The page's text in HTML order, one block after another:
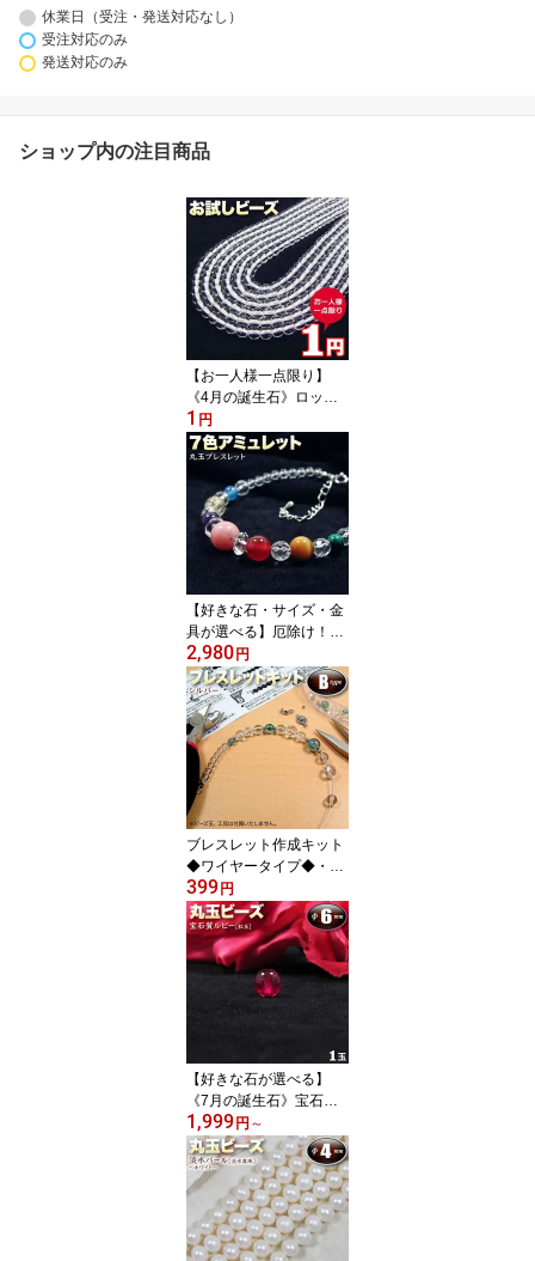
休業日（受注・発送対応なし）
受注対応のみ
発送対応のみ
ショップ内の注目商品
【お一人様一点限り】
《4月の誕生石》ロック
クリスタル［水晶］・丸
玉ビーズ◆4mm玉◆〈5
玉入〉・パワーストー
ン・天然石・お守り・ハ
ンドメイド・手作り・パ
ーツ・お試し価格！99%
OFF【1円】
1 円
【好きな石・サイズ・金
具が選べる】厄除け！7
色アミュレット丸玉ブレ
スレット(金具タイプ/ゴ
ムタイプ)・パワーストー
ン・天然石・ハンドメイ
ド・手作り・オーダーメ
イド・☆幸運を呼ぶ7色
のパワーストーン☆ パワ
ーストーン専門店 プレゼ
ント ギフト GRAVEL
2,980円
ブレスレット作成キット
◆ワイヤータイプ◆・シ
ルバー・☆必要な部品と
作り方説明書がセットに
なってお手軽簡単☆
399円
【好きな石が選べる】
《7月の誕生石》宝石質
ルビー［紅玉］・丸玉ビ
ーズ◆6mm玉◆〈1
玉〉・パワーストーン・
天然石・お守り・ハンド
メイド・手作り・パー
ツ・☆燃え上がる情熱の
石☆
1,999円 ～